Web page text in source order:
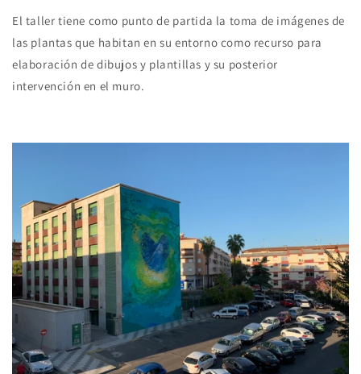
El taller tiene como punto de partida la toma de imágenes de
las plantas que habitan en su entorno como recurso para
elaboración de dibujos y plantillas y su posterior
intervención en el muro.